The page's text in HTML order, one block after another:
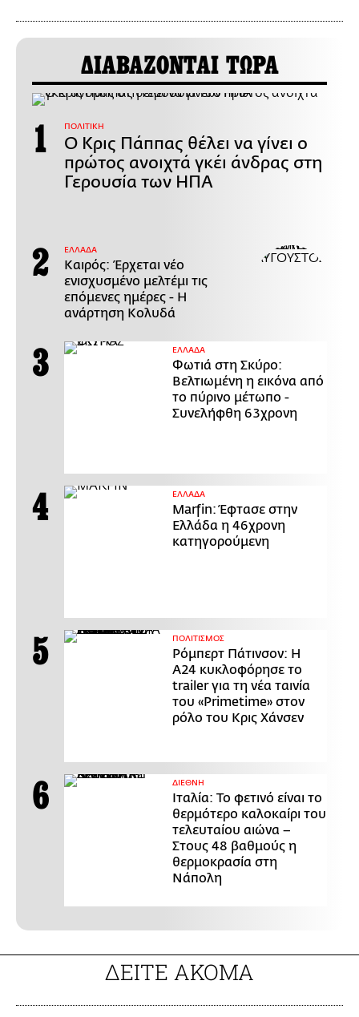
ΔΙΑΒΑΖΟΝΤΑΙ ΤΩΡΑ
ΠΟΛΙΤΙΚΗ
Ο Κρις Πάππας θέλει να γίνει ο
πρώτος ανοιχτά γκέι άνδρας στη
Γερουσία των ΗΠΑ
ΕΛΛΑΔΑ
Καιρός: Έρχεται νέο
ενισχυσμένο μελτέμι τις
επόμενες ημέρες - Η
ανάρτηση Κολυδά
ΕΛΛΑΔΑ
Φωτιά στη Σκύρο:
Βελτιωμένη η εικόνα από
το πύρινο μέτωπο -
Συνελήφθη 63χρονη
ΕΛΛΑΔΑ
Marfin: Έφτασε στην
Ελλάδα η 46χρονη
κατηγορούμενη
ΠΟΛΙΤΙΣΜΟΣ
Ρόμπερτ Πάτινσον: Η
Α24 κυκλοφόρησε το
trailer για τη νέα ταινία
του «Primetime» στον
ρόλο του Κρις Χάνσεν
ΔΙΕΘΝΗ
Ιταλία: Το φετινό είναι το
θερμότερο καλοκαίρι του
τελευταίου αιώνα –
Στους 48 βαθμούς η
θερμοκρασία στη
Νάπολη
ΔΕΙΤΕ ΑΚΟΜΑ